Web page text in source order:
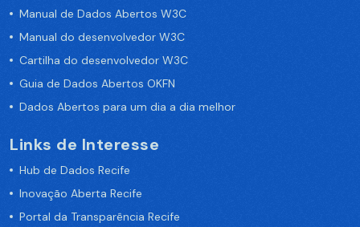
Manual de Dados Abertos W3C
Manual do desenvolvedor W3C
Cartilha do desenvolvedor W3C
Guia de Dados Abertos OKFN
Dados Abertos para um dia a dia melhor
Links de Interesse
Hub de Dados Recife
Inovação Aberta Recife
Portal da Transparência Recife